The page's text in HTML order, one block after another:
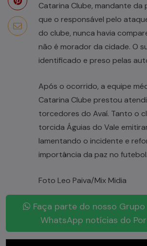
Catarina Clube, mandante da
que o responsável pelo
do clube, nunca havia
não é morador da cidade. O
identificado e preso pelas
Após o ocorrido, a equipe
Catarina Clube prestou
torcedores do Avaí. Tanto o
torcida Águias do Vale
lamentando o incidente e
importância da paz no futebol.
Foto Leo Paiva/Mix Midia
Faça parte do nosso
WhatsApp notícias do